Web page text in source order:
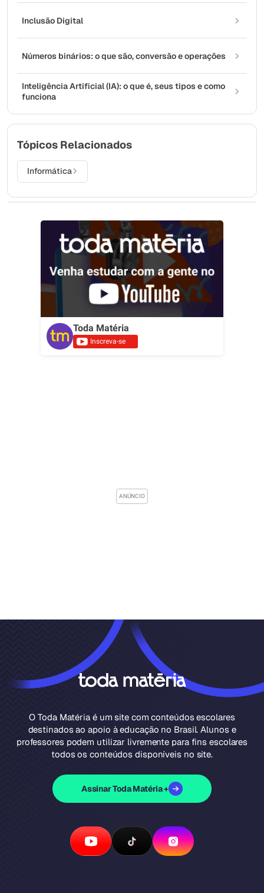
Inclusão Digital
Números binários: o que são, conversão e operações
Inteligência Artificial (IA): o que é, seus tipos e como
funciona
Tópicos Relacionados
Informática
Toda Matéria
Inscreva-se
O Toda Matéria é um site com conteúdos escolares
destinados ao apoio à educação no Brasil. Alunos e
professores podem utilizar livremente para fins escolares
todos os conteúdos disponíveis no site.
Assinar Toda Matéria +